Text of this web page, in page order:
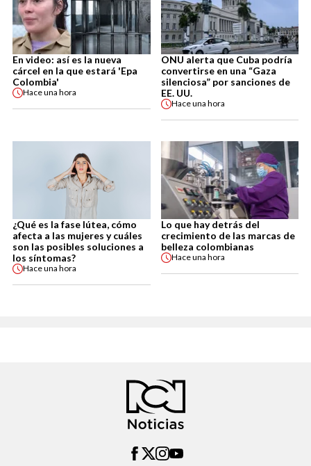
En video: así es la nueva
cárcel en la que estará 'Epa
Colombia'
Haceuna hora
ONU alerta que Cuba podría
convertirse en una “Gaza
silenciosa” por sanciones de
EE. UU.
Haceuna hora
¿Qué es la fase lútea, cómo
afecta a las mujeres y cuáles
son las posibles soluciones a
los síntomas?
Haceuna hora
Lo que hay detrás del
crecimiento de las marcas de
belleza colombianas
Haceuna hora